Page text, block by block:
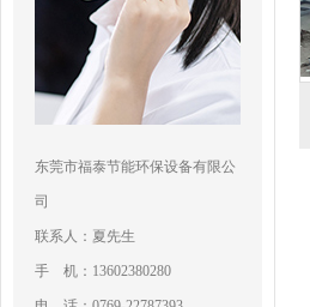
东莞市福泰节能环保设备有限公
司
联系人：夏先生
手 机：13602380280